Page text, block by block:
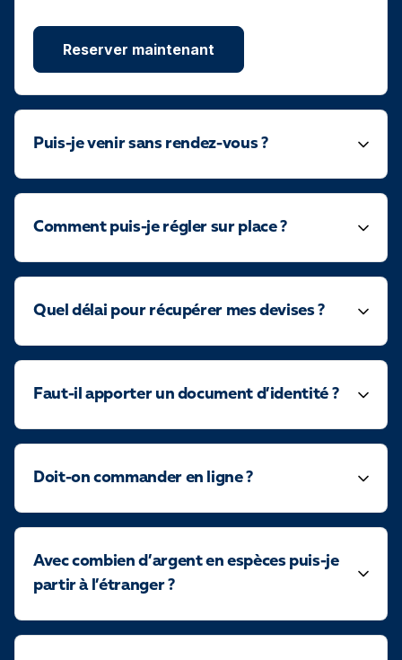
Reserver maintenant
Puis-je venir sans rendez-vous ?
Comment puis-je régler sur place ?
Quel délai pour récupérer mes devises ?
Faut-il apporter un document d’identité ?
Doit-on commander en ligne ?
Avec combien d’argent en espèces puis-je
partir à l’étranger ?